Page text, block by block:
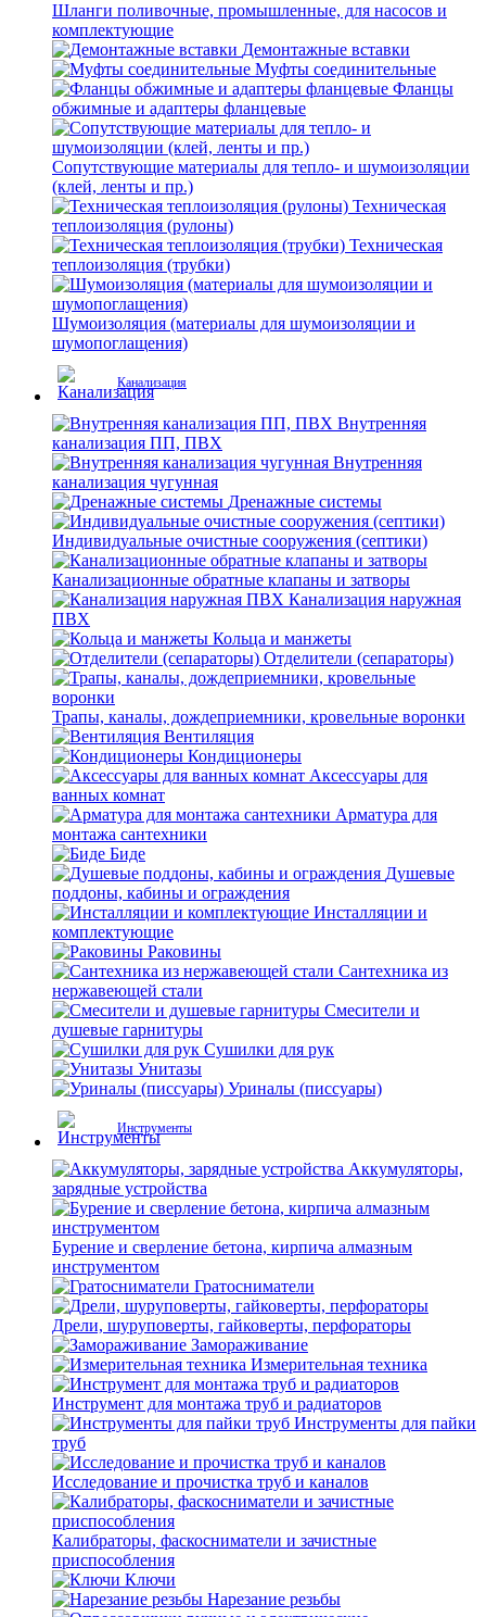
Шланги поливочные, промышленные, для насосов и
комплектующие
Демонтажные вставки
Муфты соединительные
Фланцы
обжимные и адаптеры фланцевые
Сопутствующие материалы для тепло- и шумоизоляции
(клей, ленты и пр.)
Техническая
теплоизоляция (рулоны)
Техническая
теплоизоляция (трубки)
Шумоизоляция (материалы для шумоизоляции и
шумопоглащения)
Канализация
Внутренняя
канализация ПП, ПВХ
Внутренняя
канализация чугунная
Дренажные системы
Индивидуальные очистные сооружения (септики)
Канализационные обратные клапаны и затворы
Канализация наружная
ПВХ
Кольца и манжеты
Отделители (сепараторы)
Трапы, каналы, дождеприемники, кровельные воронки
Вентиляция
Кондиционеры
Аксессуары для
ванных комнат
Арматура для
монтажа сантехники
Биде
Душевые
поддоны, кабины и ограждения
Инсталляции и
комплектующие
Раковины
Сантехника из
нержавеющей стали
Смесители и
душевые гарнитуры
Сушилки для рук
Унитазы
Уриналы (писсуары)
Инструменты
Аккумуляторы,
зарядные устройства
Бурение и сверление бетона, кирпича алмазным
инструментом
Гратосниматели
Дрели, шуруповерты, гайковерты, перфораторы
Замораживание
Измерительная техника
Инструмент для монтажа труб и радиаторов
Инструменты для пайки
труб
Исследование и прочистка труб и каналов
Калибраторы, фаскосниматели и зачистные
приспособления
Ключи
Нарезание резьбы